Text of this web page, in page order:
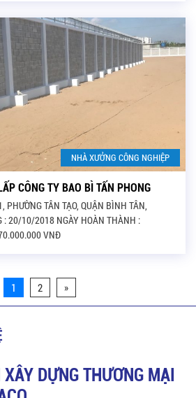
NHÀ XƯỞNG CÔNG NGHIỆP
CÔNG TY BAO BÌ TẤN PHONG
TÂN TẠO, QUẬN BÌNH TÂN,
: 20/10/2018 NGÀY HOÀN THÀNH :
VNĐ
1 2 »
DỰNG THƯƠNG MẠI